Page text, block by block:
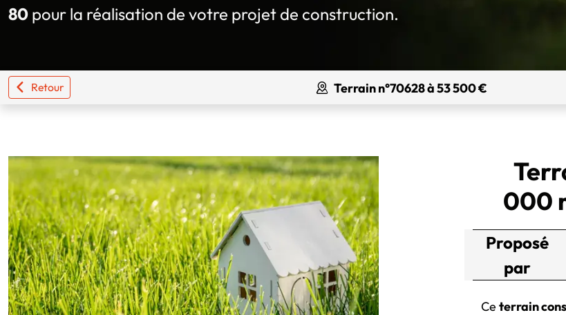
80 pour la réalisation de votre projet de construction.
Retour Terrain n°70628 à 53 500 €
000
Proposé
par
Ce terrain